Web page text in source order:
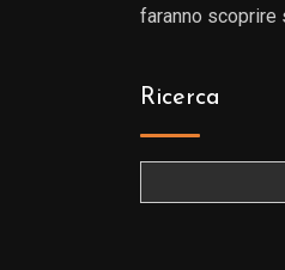
faranno scoprire
Ricerca